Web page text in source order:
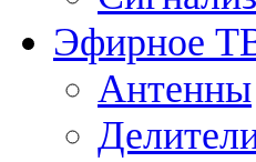
Эфирное
Антенны